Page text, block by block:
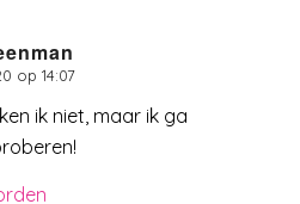
op 14:07
ik niet, maar ik ga